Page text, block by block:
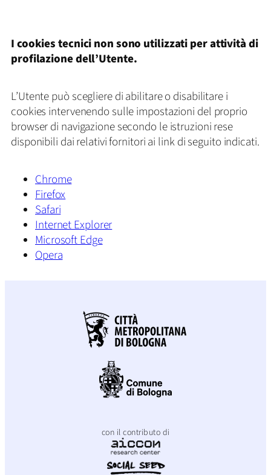
I cookies tecnici non sono utilizzati per attività di
profilazione dell’Utente.
L’Utente può scegliere di abilitare o disabilitare i
cookies intervenendo sulle impostazioni del proprio
browser di navigazione secondo le istruzioni rese
disponibili dai relativi fornitori ai link di seguito indicati.
Chrome
Firefox
Safari
Internet Explorer
Microsoft Edge
Opera
con il contributo di